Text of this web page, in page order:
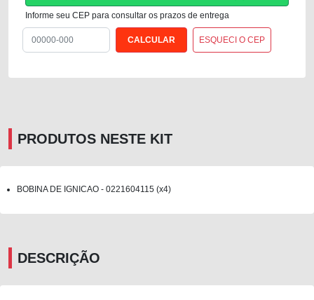
Informe seu CEP para consultar os prazos de entrega
ESQUECI O CEP
PRODUTOS NESTE KIT
BOBINA DE IGNICAO - 0221604115 (x4)
DESCRIÇÃO